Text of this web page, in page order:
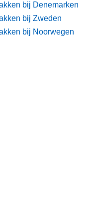
bij Denemarken
bij Zweden
bij Noorwegen